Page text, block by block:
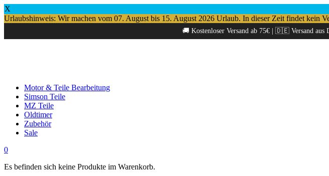
X
Urlaubshinweis: Wir machen vom 07. August bis 15. August 2026 Urlaub. In dieser Zeit findet kein
🚚 Kostenloser Versand ab 75€ | 🇩🇪 Versand aus
Motor & Teile Bearbeitung
Simson Teile
MZ Teile
Oldtimer
Zubehör
Sale
0
Es befinden sich keine Produkte im Warenkorb.